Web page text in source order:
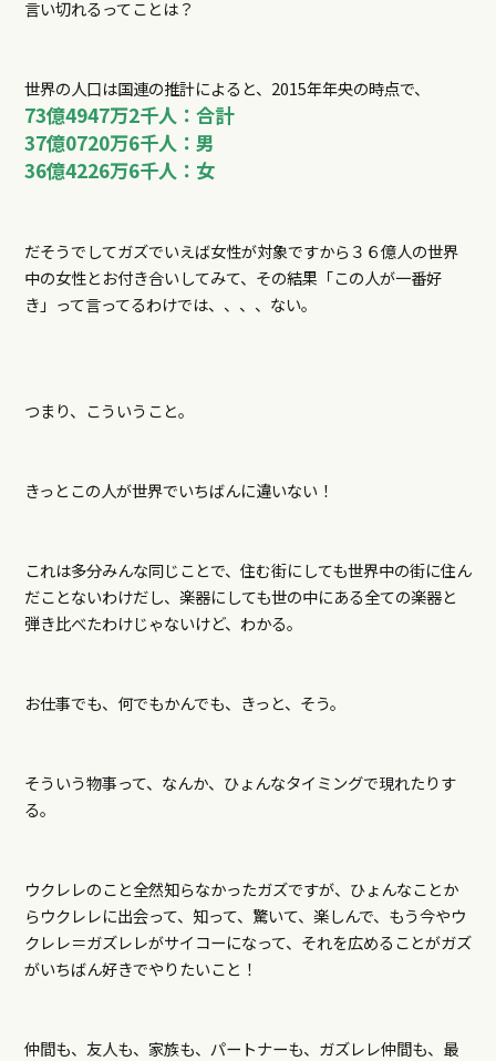
言い切れるってことは？
世界の人口は国連の推計によると、2015年年央の時点で、
73億4947万2千人：合計
37億0720万6千人：男
36億4226万6千人：女
だそうでしてガズでいえば女性が対象ですから３６億人の世界
中の女性とお付き合いしてみて、その結果「この人が一番好
き」って言ってるわけでは、、、、ない。
つまり、こういうこと。
きっとこの人が世界でいちばんに違いない！
これは多分みんな同じことで、住む街にしても世界中の街に住ん
だことないわけだし、楽器にしても世の中にある全ての楽器と
弾き比べたわけじゃないけど、わかる。
お仕事でも、何でもかんでも、きっと、そう。
そういう物事って、なんか、ひょんなタイミングで現れたりす
る。
ウクレレのこと全然知らなかったガズですが、ひょんなことか
らウクレレに出会って、知って、驚いて、楽しんで、もう今やウ
クレレ＝ガズレレがサイコーになって、それを広めることがガズ
がいちばん好きでやりたいこと！
仲間も、友人も、家族も、パートナーも、ガズレレ仲間も、最